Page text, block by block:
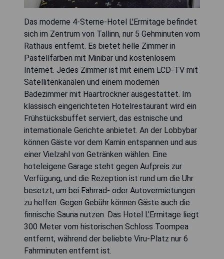
Das moderne 4-Sterne-Hotel L'Ermitage befindet
sich im Zentrum von Tallinn, nur 5 Gehminuten vom
Rathaus entfernt. Es bietet helle Zimmer in
Pastellfarben mit Minibar und kostenlosem
Internet. Jedes Zimmer ist mit einem LCD-TV mit
Satellitenkanälen und einem modernen
Badezimmer mit Haartrockner ausgestattet. Im
klassisch eingerichteten Hotelrestaurant wird ein
Frühstücksbuffet serviert, das estnische und
internationale Gerichte anbietet. An der Lobbybar
können Gäste vor dem Kamin entspannen und aus
einer Vielzahl von Getränken wählen. Eine
hoteleigene Garage steht gegen Aufpreis zur
Verfügung, und die Rezeption ist rund um die Uhr
besetzt, um bei Fahrrad- oder Autovermietungen
zu helfen. Gegen Gebühr können Gäste auch die
finnische Sauna nutzen. Das Hotel L'Ermitage liegt
300 Meter vom historischen Schloss Toompea
entfernt, während der beliebte Viru-Platz nur 6
Fahrminuten entfernt ist.